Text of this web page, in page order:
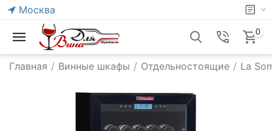
Москва
0
Главная / Винные шкафы / Отдельностоящие / La